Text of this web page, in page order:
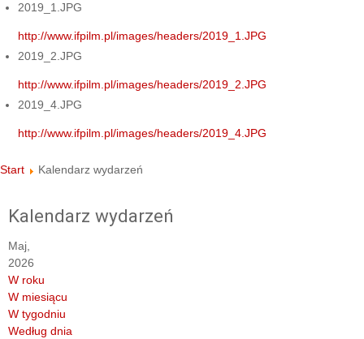
2019_1.JPG
http://www.ifpilm.pl/images/headers/2019_1.JPG
2019_2.JPG
http://www.ifpilm.pl/images/headers/2019_2.JPG
2019_4.JPG
http://www.ifpilm.pl/images/headers/2019_4.JPG
Start Kalendarz wydarzeń
Kalendarz wydarzeń
Maj,
2026
W roku
W miesiącu
W tygodniu
Według dnia